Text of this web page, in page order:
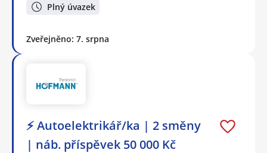
Plný úvazek
Zveřejněno: 7. srpna
⚡ Autoelektrikář/ka | 2 směny
| náb. příspěvek 50 000 Kč